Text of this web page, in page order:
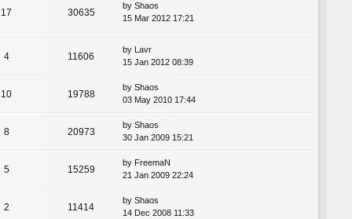
17 30635
by Shaos
15 Mar 2012 17:21
4 11606
by
Lavr
15 Jan 2012 08:39
10 19788
by Shaos
03 May 2010 17:44
8 20973
by Shaos
30 Jan 2009 15:21
5 15259
by FreemaN
21 Jan 2009 22:24
2 11414
by Shaos
14 Dec 2008 11:33